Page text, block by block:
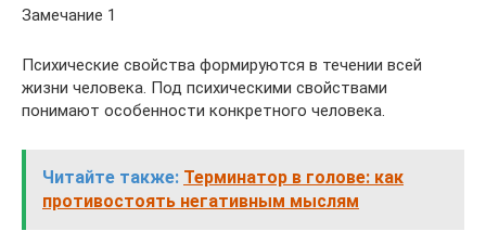
Замечание 1
Психические свойства формируются в течении всей
жизни человека. Под психическими свойствами
понимают особенности конкретного человека.
Читайте также: Терминатор в голове: как
противостоять негативным мыслям